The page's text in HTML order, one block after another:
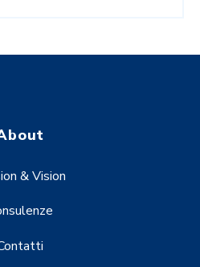
& Vision